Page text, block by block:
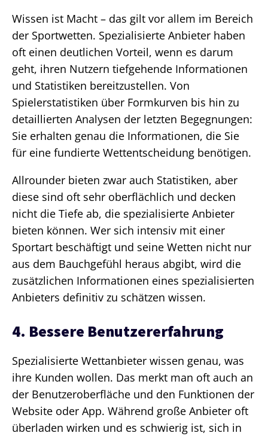
Wissen ist Macht – das gilt vor allem im Bereich
der Sportwetten. Spezialisierte Anbieter haben
oft einen deutlichen Vorteil, wenn es darum
geht, ihren Nutzern tiefgehende Informationen
und Statistiken bereitzustellen. Von
Spielerstatistiken über Formkurven bis hin zu
detaillierten Analysen der letzten Begegnungen:
Sie erhalten genau die Informationen, die Sie
für eine fundierte Wettentscheidung benötigen.
Allrounder bieten zwar auch Statistiken, aber
diese sind oft sehr oberflächlich und decken
nicht die Tiefe ab, die spezialisierte Anbieter
bieten können. Wer sich intensiv mit einer
Sportart beschäftigt und seine Wetten nicht nur
aus dem Bauchgefühl heraus abgibt, wird die
zusätzlichen Informationen eines spezialisierten
Anbieters definitiv zu schätzen wissen.
4. Bessere Benutzererfahrung
Spezialisierte Wettanbieter wissen genau, was
ihre Kunden wollen. Das merkt man oft auch an
der Benutzeroberfläche und den Funktionen der
Website oder App. Während große Anbieter oft
überladen wirken und es schwierig ist, sich in